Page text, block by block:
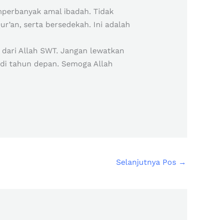
amal ibadah. Tidak
serta bersedekah. Ini adalah
Allah SWT. Jangan lewatkan
tahun depan. Semoga Allah
Selanjutnya Pos →